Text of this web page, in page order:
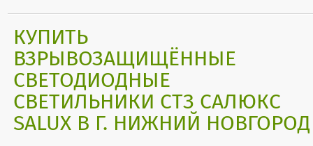
КУПИТЬ
ВЗРЫВОЗАЩИЩЁННЫЕ
СВЕТОДИОДНЫЕ
СВЕТИЛЬНИКИ СТЗ САЛЮКС
SALUX В Г. НИЖНИЙ НОВГОРОД